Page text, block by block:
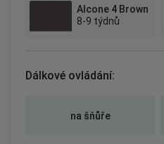
Alcone 4 Brown
8-9 týdnů
Dálkové ovládání:
na šňůře